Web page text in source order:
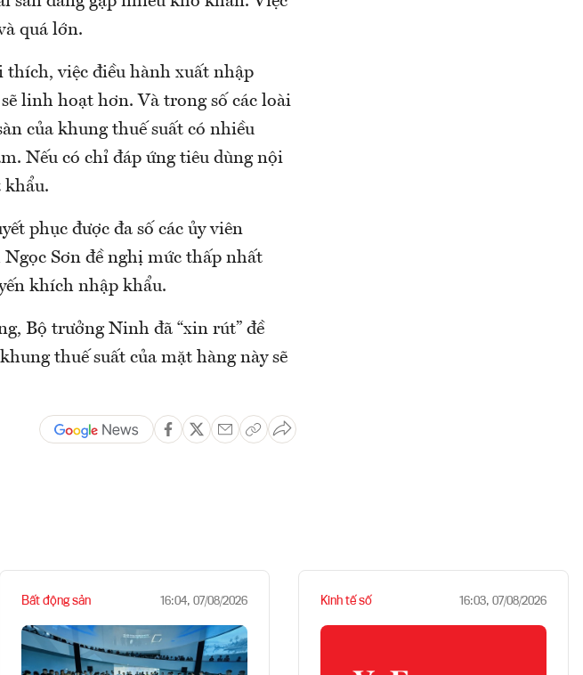
quá lớn.
việc điều hành xuất nhập
linh hoạt hơn. Và trong số các loài
của khung thuế suất có nhiều
Nếu có chỉ đáp ứng tiêu dùng nội
khẩu.
phục được đa số các ủy viên
Sơn đề nghị mức thấp nhất
khích nhập khẩu.
Bộ trưởng Ninh đã “xin rút” đề
thuế suất của mặt hàng này sẽ
Bất động sản 16:04, 07/08/2026 Kinh tế số 16:03, 07/08/2026